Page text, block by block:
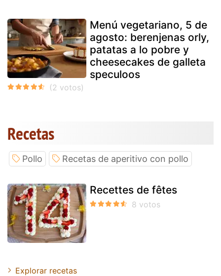
Menú vegetariano, 5 de
agosto: berenjenas orly,
patatas a lo pobre y
cheesecakes de galleta
speculoos
Recetas
Pollo Recetas de aperitivo con pollo
Recettes de fêtes
Explorar recetas